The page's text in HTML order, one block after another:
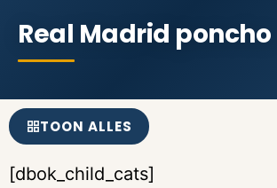
Real Madrid poncho
TOON ALLES
[dbok_child_cats]